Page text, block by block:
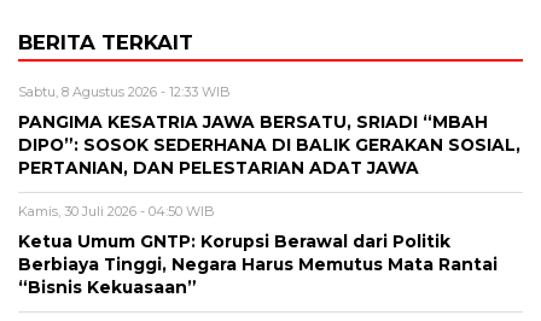
BERITA TERKAIT
Sabtu, 8 Agustus 2026 - 12:33 WIB
PANGIMA KESATRIA JAWA BERSATU, SRIADI “MBAH
DIPO”: SOSOK SEDERHANA DI BALIK GERAKAN SOSIAL,
PERTANIAN, DAN PELESTARIAN ADAT JAWA
Kamis, 30 Juli 2026 - 04:50 WIB
Ketua Umum GNTP: Korupsi Berawal dari Politik
Berbiaya Tinggi, Negara Harus Memutus Mata Rantai
“Bisnis Kekuasaan”